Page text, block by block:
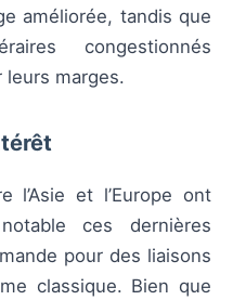
améliorée, tandis que
congestionnés
marges.
l’Asie et l’Europe ont
ces dernières
pour des liaisons
classique. Bien que